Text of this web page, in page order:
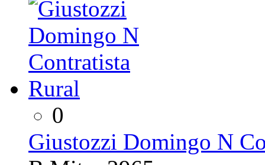
0
Giustozzi Domingo N